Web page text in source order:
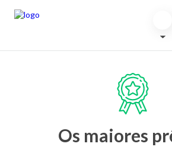
Os maiores